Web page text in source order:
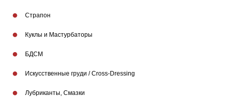
Страпон
Куклы и Мастурбаторы
БДСМ
Искусственные груди / Cross-Dressing
Лубриканты, Смазки